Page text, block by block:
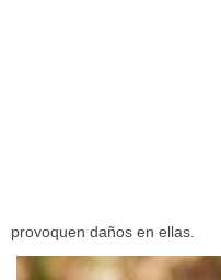
provoquen daños en ellas.